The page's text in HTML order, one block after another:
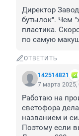
Директор
бутылок". Чем
пластика.
по самую
ОТВЕТИТЬ
142514821
7 марта 2025,
Работаю на
светофора
названием и
Поэтому если